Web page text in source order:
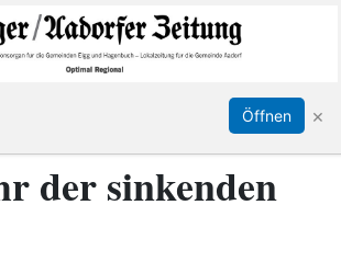
Online Anmelden Anmelden
der sinkenden
Öffnen ×